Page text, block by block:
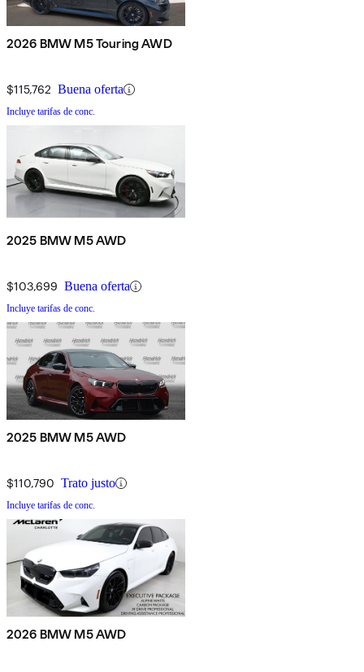
2026 BMW M5 Touring AWD
$115,762 Buena oferta
Incluye tarifas de conc.
2025 BMW M5 AWD
$103,699 Buena oferta
Incluye tarifas de conc.
2025 BMW M5 AWD
$110,790 Trato justo
Incluye tarifas de conc.
2026 BMW M5 AWD